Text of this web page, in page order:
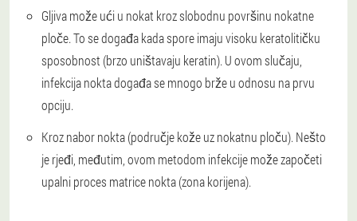
Gljiva može ući u nokat kroz slobodnu površinu nokatne
ploče. To se događa kada spore imaju visoku keratolitičku
sposobnost (brzo uništavaju keratin). U ovom slučaju,
infekcija nokta događa se mnogo brže u odnosu na prvu
opciju.
Kroz nabor nokta (područje kože uz nokatnu ploču). Nešto
je rjeđi, međutim, ovom metodom infekcije može započeti
upalni proces matrice nokta (zona korijena).